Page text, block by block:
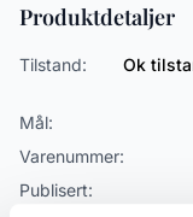
Produktdetaljer
Tilstand:
Ok
Mål:
Varenummer:
Publisert: